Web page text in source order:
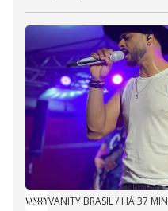
VANITY BRASIL/ HÁ 37